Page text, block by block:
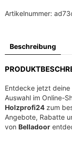
l
h
r
r
e
i
s
Artikelnummer:
Beschreibung
Entdecke jetzt
Auswahl im Online-
Holzprofi24 zum
Angebote, Rabatte
von Belladoor